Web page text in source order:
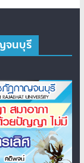
จนบุรี